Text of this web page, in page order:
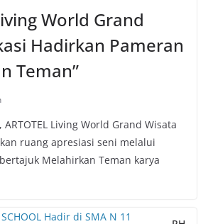
World Grand
Hadirkan Pameran
Teman”
Living World Grand Wisata
ruang apresiasi seni melalui
Melahirkan Teman karya